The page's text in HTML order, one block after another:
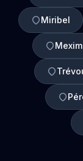
Miribel